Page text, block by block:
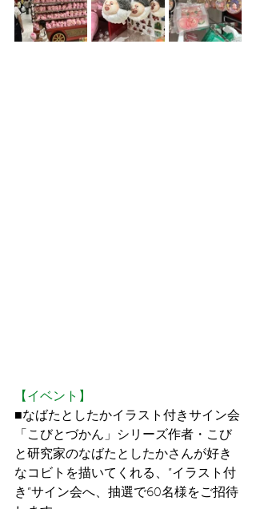
【イベント】
■なばたとしたかイラスト付きサイン会
「こびとづかん」シリーズ作者・こび
と研究家のなばたとしたかさんが好き
なコビトを描いてくれる、”イラスト付
き”サイン会へ、抽選で60名様をご招待